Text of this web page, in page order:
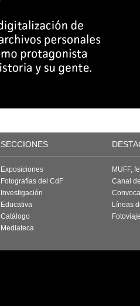
SECCIONES
Exposiciones
Fotografías del CdF
Investigación
Educativa
Catálogo
Mediateca
MUFF,
Canal
Líneas